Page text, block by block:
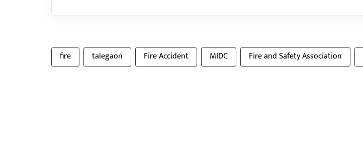
fire talegaon Fire Accident MIDC Fire and Safety Association